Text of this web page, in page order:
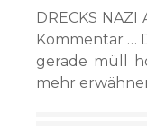
DRECKS
Kommentar …
gerade müll
mehr